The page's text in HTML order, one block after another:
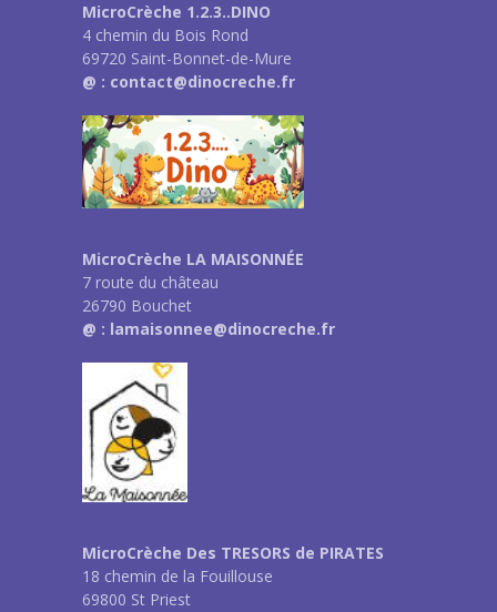
MicroCrèche 1.2.3..DINO
4 chemin du Bois Rond
69720 Saint-Bonnet-de-Mure
@ : contact@dinocreche.fr
MicroCrèche LA MAISONNÉE
7 route du château
26790 Bouchet
@ : lamaisonnee@dinocreche.fr
MicroCrèche Des TRESORS de PIRATES
18 chemin de la Fouillouse
69800 St Priest